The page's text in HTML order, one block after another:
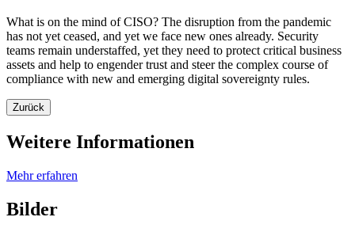
What is on the mind of CISO? The disruption from the pandemic
has not yet ceased, and yet we face new ones already. Security
teams remain understaffed, yet they need to protect critical business
assets and help to engender trust and steer the complex course of
compliance with new and emerging digital sovereignty rules.
Zurück
Weitere Informationen
Mehr erfahren
Bilder